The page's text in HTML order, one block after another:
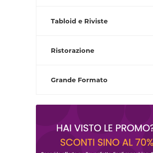
Tabloid e Riviste
Ristorazione
Grande Formato